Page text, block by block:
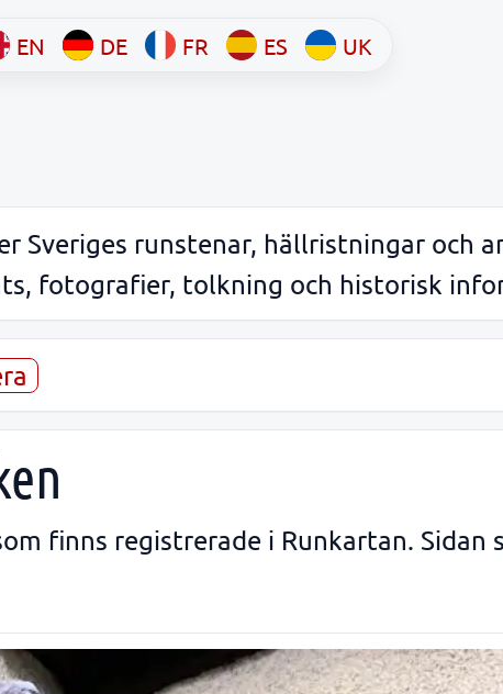
EN DE FR ES UK
Sveriges runstenar, hällristningar och
fotografier, tolkning och historisk
finns registrerade i Runkartan. Sidan